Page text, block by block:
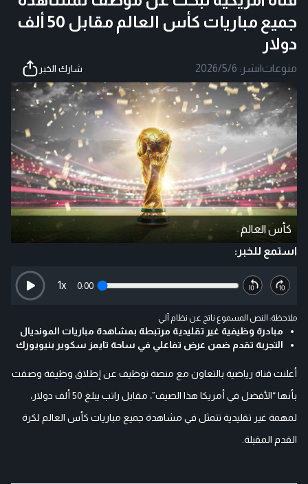
جميع مباريات كأس العالم مقابل 50 ألف
دولار
منوعات|نشر: 2026/5/6 شارك الخبر
كأس العالم
استمع للخبر:
0:00
1x
ملاحظة: النص المسموع ناتج عن نظام آلي
مبادرة وظيفية غير تقليدية مرتبطة بمشاهدة مباريات المونديال
التجربة تقدم ضمن عرض تفاعلي في ساحة تايمز سكوير بنيويورك
أعلنت قناة رياضية بالتعاون مع منصة توظيف عن إطلاق وظيفة وصفت
بأنها “الأفضل في أمريكا هذا الصيف”، مقابل راتب يبلغ 50 ألف دولار،
لمهمة غير تقليدية تتمثل في مشاهدة جميع مباريات كأس العالم لكرة
القدم المقبلة.